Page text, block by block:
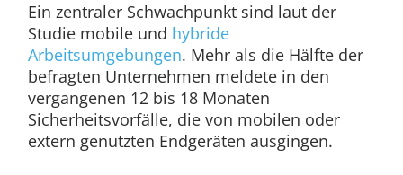
Ein zentraler Schwachpunkt sind laut der
Studie mobile und hybride
Arbeitsumgebungen. Mehr als die Hälfte der
befragten Unternehmen meldete in den
vergangenen 12 bis 18 Monaten
Sicherheitsvorfälle, die von mobilen oder
extern genutzten Endgeräten ausgingen.